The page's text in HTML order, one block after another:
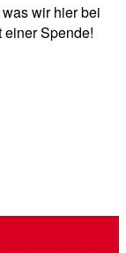
wir hier bei
einer Spende!